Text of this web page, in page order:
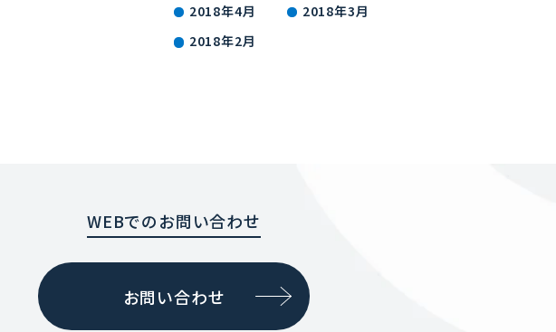
2018年4月
2018年3月
2018年2月
WEBでのお問い合わせ
お問い合わせ